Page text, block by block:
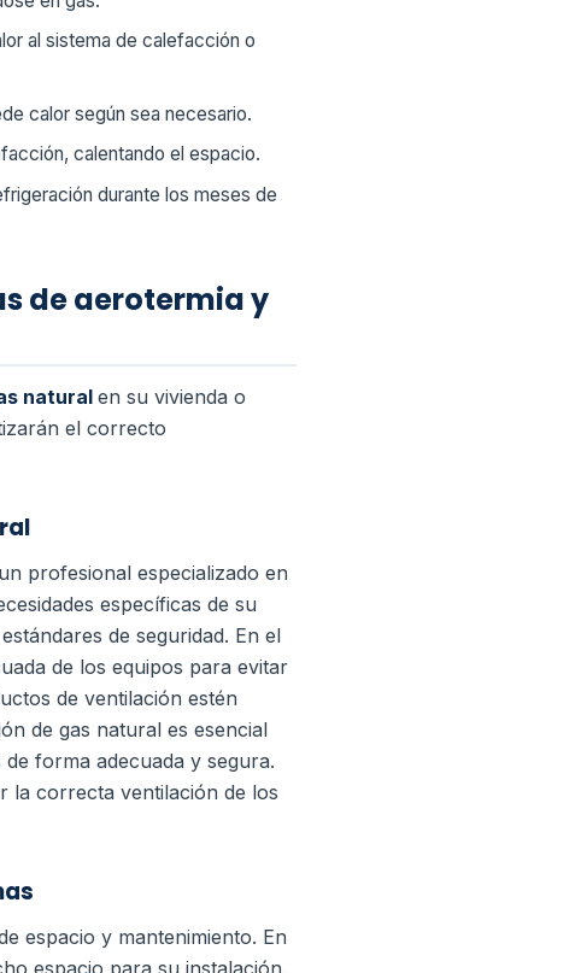
al sistema de calefacción o
calor según sea necesario.
calentando el espacio.
durante los meses de
de aerotermia y
natural en su vivienda o
el correcto
profesional especializado en
específicas de su
de seguridad. En el
de los equipos para evitar
de ventilación estén
de gas natural es esencial
forma adecuada y segura.
la correcta ventilación de los
espacio y mantenimiento. En